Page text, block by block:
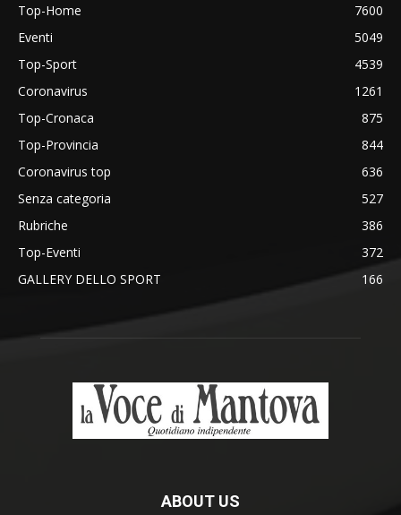
Top-Home
7600
Eventi
5049
Top-Sport
4539
Coronavirus
1261
Top-Cronaca
875
Top-Provincia
844
Coronavirus top
636
Senza categoria
527
Rubriche
386
Top-Eventi
372
GALLERY DELLO SPORT
166
ABOUT US